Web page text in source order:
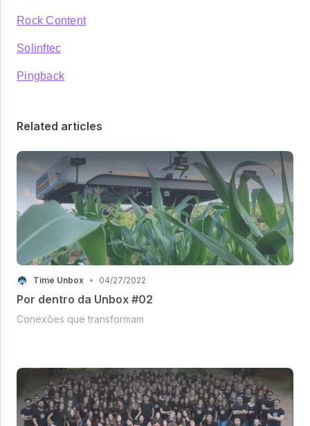
Rock Content
Solinftec
Pingback
Related articles
Time Unbox • 04/27/2022
Por dentro da Unbox #02
Conexões que transformam